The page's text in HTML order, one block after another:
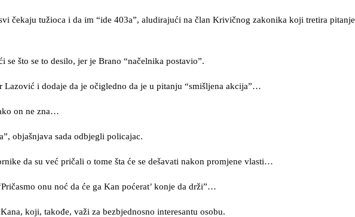
čekaju tužioca i da im “ide 403a”, aludirajući na član Krivičnog zakonika koji tretira pitanje
što se to desilo, jer je Brano “načelnika postavio”.
Lazović i dodaje da je očigledno da je u pitanju “smišljena akcija”…
on ne zna…
objašnjava sada odbjegli policajac.
da su već pričali o tome šta će se dešavati nakon promjene vlasti…
onu noć da će ga Kan poćerat’ konje da drži”…
koji, takođe, važi za bezbjednosno interesantu osobu.